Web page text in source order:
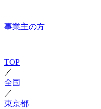
事業主の方
TOP
／
全国
／
東京都